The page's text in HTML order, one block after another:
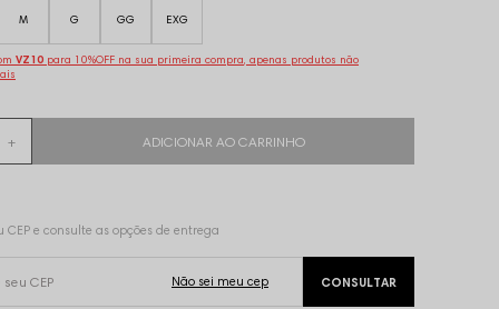
M G GG EXG
VZ10 para 10%OFF na sua primeira compra, apenas produtos não